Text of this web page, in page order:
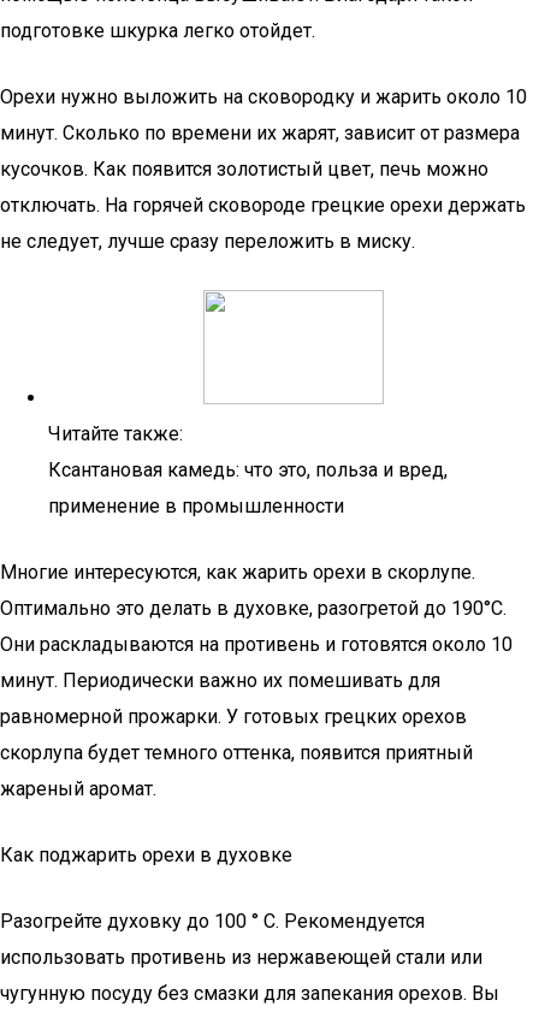
подготовке шкурка легко отойдет.
Орехи нужно выложить на сковородку и жарить около 10
минут. Сколько по времени их жарят, зависит от размера
кусочков. Как появится золотистый цвет, печь можно
отключать. На горячей сковороде грецкие орехи держать
не следует, лучше сразу переложить в миску.
Читайте также:
Ксантановая камедь: что это, польза и вред,
применение в промышленности
Многие интересуются, как жарить орехи в скорлупе.
Оптимально это делать в духовке, разогретой до 190°C.
Они раскладываются на противень и готовятся около 10
минут. Периодически важно их помешивать для
равномерной прожарки. У готовых грецких орехов
скорлупа будет темного оттенка, появится приятный
жареный аромат.
Как поджарить орехи в духовке
Разогрейте духовку до 100 ° C. Рекомендуется
использовать противень из нержавеющей стали или
чугунную посуду без смазки для запекания орехов. Вы